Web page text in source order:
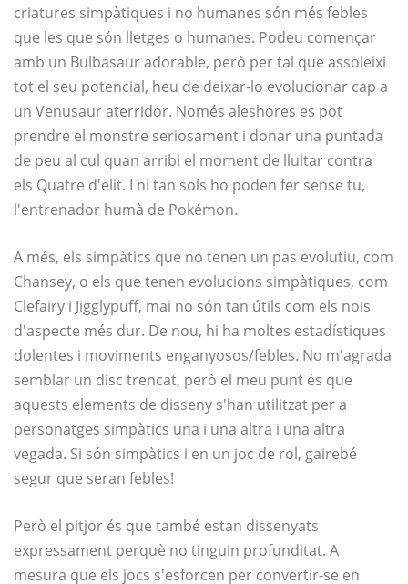
criatures simpàtiques i no humanes són més febles
que les que són lletges o humanes. Podeu començar
amb un Bulbasaur adorable, però per tal que assoleixi
tot el seu potencial, heu de deixar-lo evolucionar cap a
un Venusaur aterridor. Només aleshores es pot
prendre el monstre seriosament i donar una puntada
de peu al cul quan arribi el moment de lluitar contra
els Quatre d'elit. I ni tan sols ho poden fer sense tu,
l'entrenador humà de Pokémon.
A més, els simpàtics que no tenen un pas evolutiu, com
Chansey, o els que tenen evolucions simpàtiques, com
Clefairy i Jigglypuff, mai no són tan útils com els nois
d'aspecte més dur. De nou, hi ha moltes estadístiques
dolentes i moviments enganyosos/febles. No m'agrada
semblar un disc trencat, però el meu punt és que
aquests elements de disseny s'han utilitzat per a
personatges simpàtics una i una altra i una altra
vegada. Si són simpàtics i en un joc de rol, gairebé
segur que seran febles!
Però el pitjor és que també estan dissenyats
expressament perquè no tinguin profunditat. A
mesura que els jocs s'esforcen per convertir-se en